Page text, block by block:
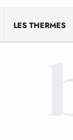
LES THERMES